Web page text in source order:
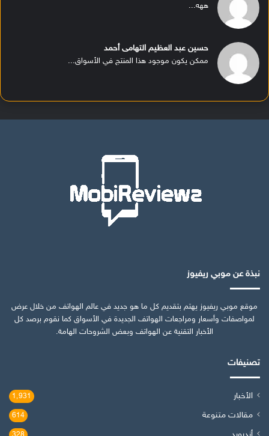
ههه...
حسين عبد العظيم التهامى أحمد
ممكن يكون موجود هذا المنتج في الأسواق...
نبذة عن موبي ريفيوز
موقع موبي ريفيوز يهتم بتقديم كل ما هو جديد في عالم الهواتف من خلال عرض
لمواصفات وأسعار ومراجعات الهواتف الجديدة في الأسواق كما نقوم برصد كل
الأخبار التقنية عن الهواتف وبعض الشروحات الهامة.
تصنيفات
الأخبار 1٬931
مقالات متنوعة 614